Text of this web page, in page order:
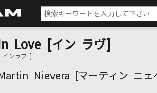
In Love [イン ラヴ]
[ インラブ ]
Nievera [マーティン ニェ